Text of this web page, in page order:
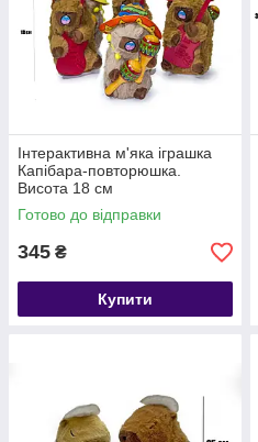
Інтерактивна м'яка іграшка
Капібара-повторюшка.
Висота 18 см
Готово до відправки
345 ₴
Купити